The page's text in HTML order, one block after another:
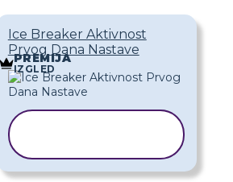
Ice Breaker Aktivnost
Prvog Dana Nastave
PREMIJA
IZGLED